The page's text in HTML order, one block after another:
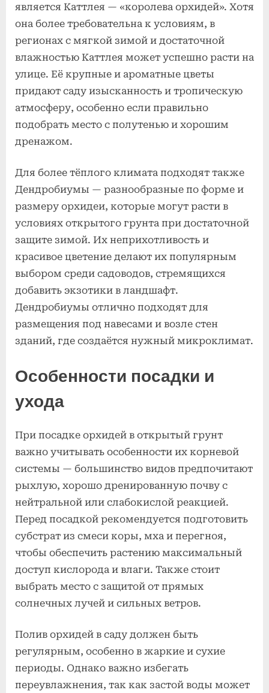
является Каттлея — «королева орхидей». Хотя
она более требовательна к условиям, в
регионах с мягкой зимой и достаточной
влажностью Каттлея может успешно расти на
улице. Её крупные и ароматные цветы
придают саду изысканность и тропическую
атмосферу, особенно если правильно
подобрать место с полутенью и хорошим
дренажом.
Для более тёплого климата подходят также
Дендробиумы — разнообразные по форме и
размеру орхидеи, которые могут расти в
условиях открытого грунта при достаточной
защите зимой. Их неприхотливость и
красивое цветение делают их популярным
выбором среди садоводов, стремящихся
добавить экзотики в ландшафт.
Дендробиумы отлично подходят для
размещения под навесами и возле стен
зданий, где создаётся нужный микроклимат.
Особенности посадки и
ухода
При посадке орхидей в открытый грунт
важно учитывать особенности их корневой
системы — большинство видов предпочитают
рыхлую, хорошо дренированную почву с
нейтральной или слабокислой реакцией.
Перед посадкой рекомендуется подготовить
субстрат из смеси коры, мха и перегноя,
чтобы обеспечить растению максимальный
доступ кислорода и влаги. Также стоит
выбрать место с защитой от прямых
солнечных лучей и сильных ветров.
Полив орхидей в саду должен быть
регулярным, особенно в жаркие и сухие
периоды. Однако важно избегать
переувлажнения, так как застой воды может